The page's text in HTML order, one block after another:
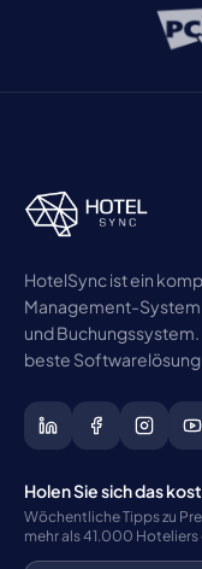
HotelSync ist ein
Management-
und Buchungssystem.
beste
Holen Sie sich das
Wöchentliche Tipps zu
mehr als 41.000